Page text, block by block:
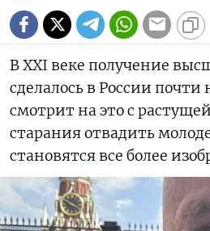
В XXI веке получение
сделалось в России
смотрит на это с
старания отвадить
становятся все более